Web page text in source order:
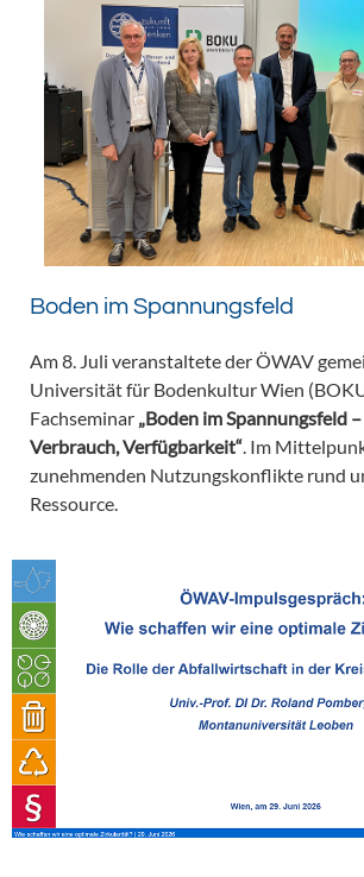
Boden im Spannungsfeld
Am 8. Juli veranstaltete der ÖWAV
Universität für Bodenkultur Wien
Fachseminar „Boden im Spannungsfeld
Verbrauch, Verfügbarkeit“ . Im
zunehmenden Nutzungskonflikte rund
Ressource.